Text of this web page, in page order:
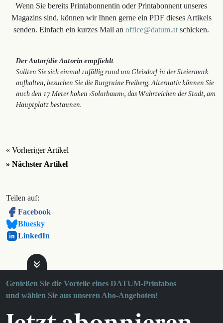
Wenn Sie bereits Printabonnentin oder Printabonnent unseres
Magazins sind, können wir Ihnen gerne ein PDF dieses Artikels
senden. Einfach ein kurzes Mail anoffice@datum.at schicken.
Der Autor/die Autorin empfiehlt
Sollten Sie sich einmal zufällig rund um Gleisdorf in der Steiermark
aufhalten, besuchen Sie die Burgruine Freiberg. Alternativ können Sie
auch den 17 Meter hohen ›Solarbaum‹, das Wahrzeichen der Stadt, am
Hauptplatz bestaunen.
« Vorheriger Artikel
» Nächster Artikel
Teilen auf:
Facebook
Bluesky
LinkedIn
Genießen Sie die Vorteile eines DATUM-Printabos
und wählen Sie aus unseren Abo-Angeboten!